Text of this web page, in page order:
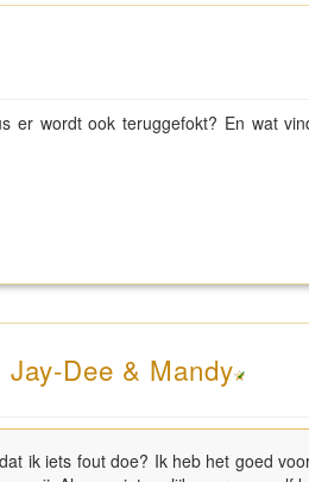
er wordt ook teruggefokt? En wat
Dee & Mandy
ik iets fout doe? Ik heb het goed